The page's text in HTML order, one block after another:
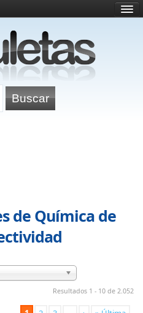
de Química de
Resultados 1 - 10 de 2.052